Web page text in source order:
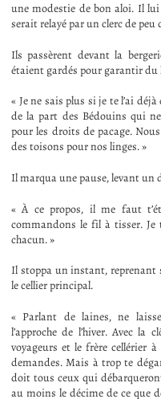
une modestie de bon aloi. Il
serait relayé par un clerc de
Ils passèrent devant la
étaient gardés pour garantir du
« Je ne sais plus si je te l’ai
de la part des Bédouins qui
pour les droits de pacage.
des toisons pour nos linges. »
Il marqua une pause, levant un
« À ce propos, il me faut
commandons le fil à tisser. Je
chacun. »
Il stoppa un instant, reprenant
le cellier principal.
« Parlant de laines, ne
l’approche de l’hiver. Avec
voyageurs et le frère cellérier
demandes. Mais à trop te
doit tous ceux qui
au moins le décime de ce que